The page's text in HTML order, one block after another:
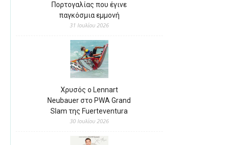
Πορτογαλίας που έγινε
παγκόσμια εμμονή
31 Ιουλίου 2026
Χρυσός ο Lennart
Neubauer στο PWA Grand
Slam της Fuerteventura
30 Ιουλίου 2026